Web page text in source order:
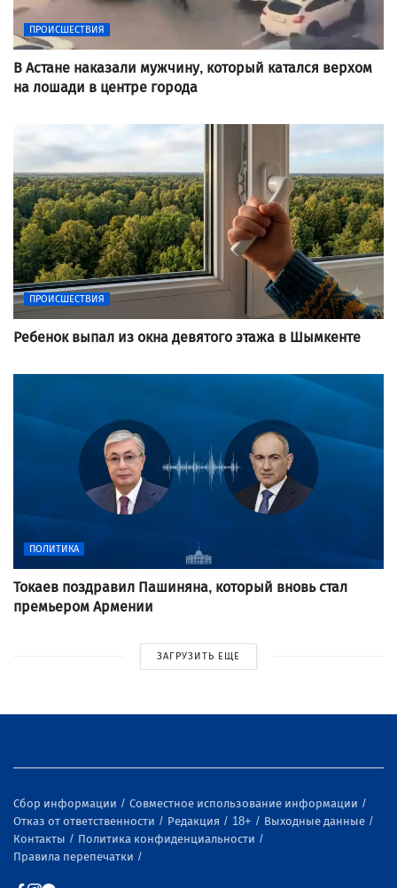
ПРОИСШЕСТВИЯ
В Астане наказали мужчину, который катался верхом
на лошади в центре города
ПРОИСШЕСТВИЯ
Ребенок выпал из окна девятого этажа в Шымкенте
ПОЛИТИКА
Токаев поздравил Пашиняна, который вновь стал
премьером Армении
ЗАГРУЗИТЬ ЕЩЕ
Сбор информации
Совместное использование информации
Отказ от ответственности
Редакция 18+
Выходные данные
Контакты
Политика конфиденциальности
Правила перепечатки